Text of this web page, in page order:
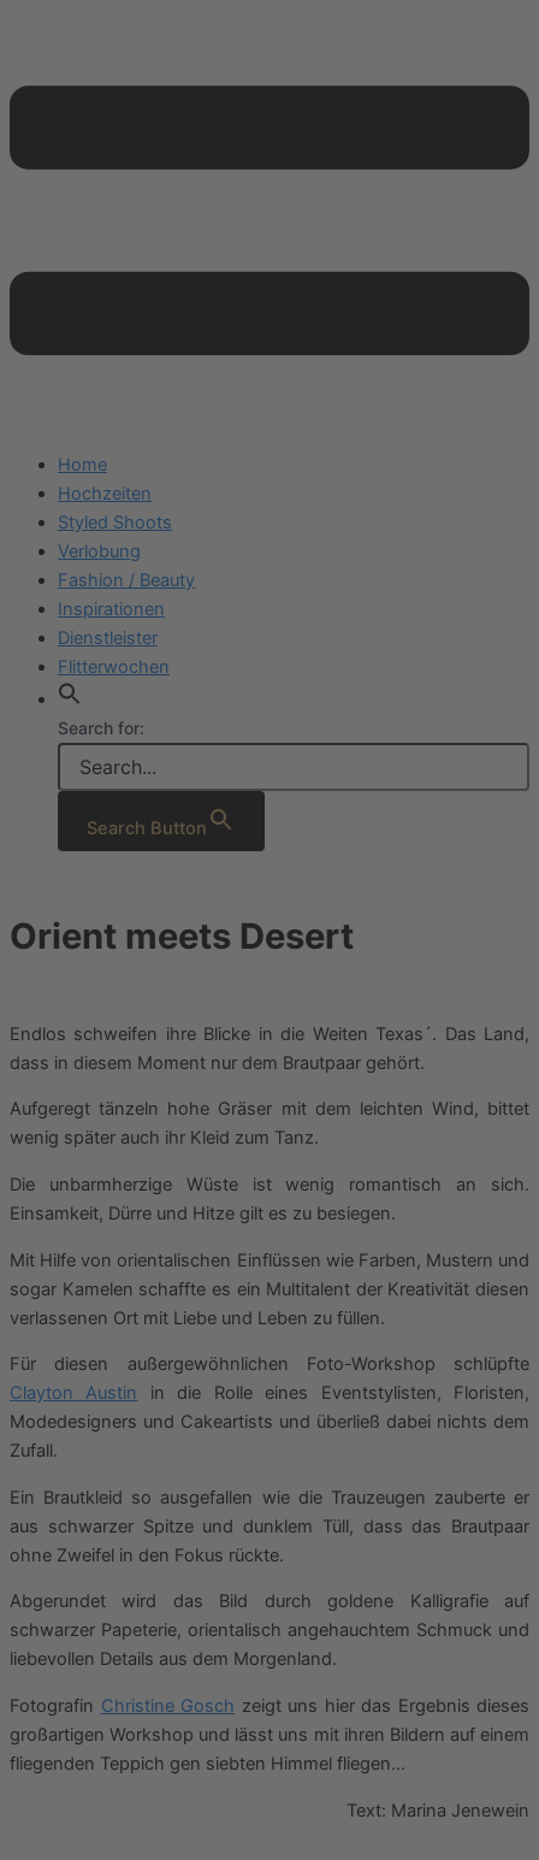
Home
Hochzeiten
Styled Shoots
Verlobung
Fashion / Beauty
Inspirationen
Dienstleister
Flitterwochen
Search for:
Search Button
Orient meets Desert
Endlos schweifen ihre Blicke in die Weiten Texas´. Das Land,
dass in diesem Moment nur dem Brautpaar gehört.
Aufgeregt tänzeln hohe Gräser mit dem leichten Wind, bittet
wenig später auch ihr Kleid zum Tanz.
Die unbarmherzige Wüste ist wenig romantisch an sich.
Einsamkeit, Dürre und Hitze gilt es zu besiegen.
Mit Hilfe von orientalischen Einflüssen wie Farben, Mustern und
sogar Kamelen schaffte es ein Multitalent der Kreativität diesen
verlassenen Ort mit Liebe und Leben zu füllen.
Für diesen außergewöhnlichen Foto-Workshop schlüpfte
Clayton Austin in die Rolle eines Eventstylisten, Floristen,
Modedesigners und Cakeartists und überließ dabei nichts dem
Zufall.
Ein Brautkleid so ausgefallen wie die Trauzeugen zauberte er
aus schwarzer Spitze und dunklem Tüll, dass das Brautpaar
ohne Zweifel in den Fokus rückte.
Abgerundet wird das Bild durch goldene Kalligrafie auf
schwarzer Papeterie, orientalisch angehauchtem Schmuck und
liebevollen Details aus dem Morgenland.
Fotografin Christine Gosch zeigt uns hier das Ergebnis dieses
großartigen Workshop und lässt uns mit ihren Bildern auf einem
fliegenden Teppich gen siebten Himmel fliegen…
Text: Marina Jenewein